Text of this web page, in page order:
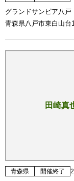
グランドサンピア八
青森県八戸市東白山台
田崎真
青森県 開催終了